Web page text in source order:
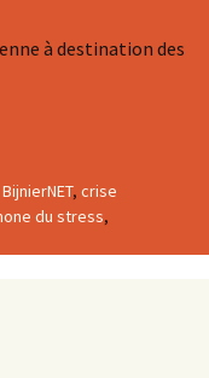
à destination des
BijnierNET, crise
du stress,